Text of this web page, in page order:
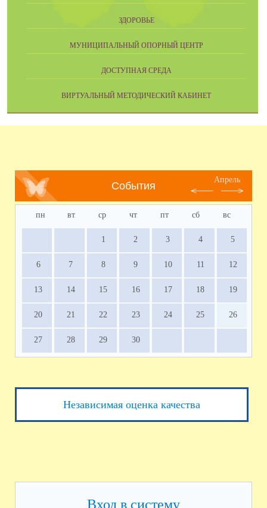
ЗДОРОВЬЕ
МУНИЦИПАЛЬНЫЙ ОПОРНЫЙ ЦЕНТР
ДОСТУПНАЯ СРЕДА
ВИРТУАЛЬНЫЙ МЕТОДИЧЕСКИЙ КАБИНЕТ
События
Апрель
пн вт ср чт пт сб вс
1 2 3 4 5
6 7 8 9 10 11 12
13 14 15 16 17 18 19
20 21 22 23 24 25 26
27 28 29 30
Независимая оценка качества
Вход в систему